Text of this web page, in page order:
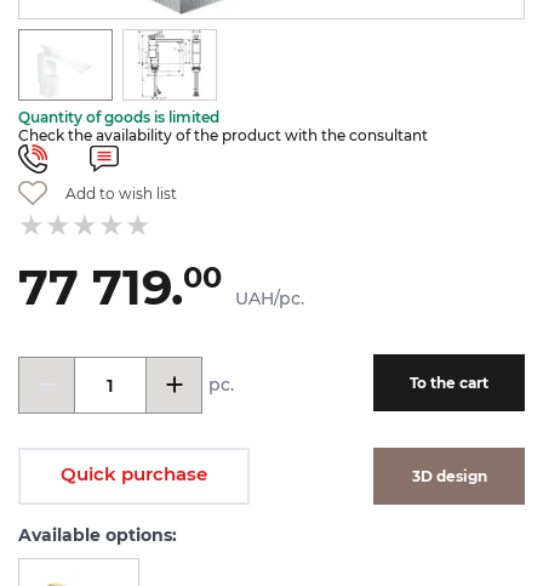
Quantity of goods is limited
Check the availability of the product with the consultant
Add to wish list
77 719.00
UAH/pc.
pc. To the cart
Quick purchase 3D design
Available options: